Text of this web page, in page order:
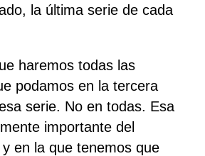
la última serie de cada
haremos todas las
podamos en la tercera
serie. No en todas. Esa
importante del
en la que tenemos que